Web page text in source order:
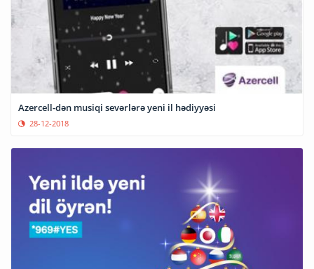
Azercell-dən musiqi sevərlərə yeni il hədiyyəsi
28-12-2018